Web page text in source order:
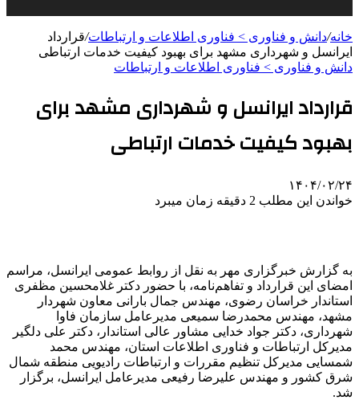
خانه/دانش و فناوری > فناوری اطلاعات و ارتباطات/قرارداد
ایرانسل و شهرداری مشهد برای بهبود کیفیت خدمات ارتباطی
دانش و فناوری > فناوری اطلاعات و ارتباطات
قرارداد ایرانسل و شهرداری مشهد برای
بهبود کیفیت خدمات ارتباطی
۱۴۰۴/۰۲/۲۴
خواندن این مطلب 2 دقیقه زمان میبرد
به گزارش خبرگزاری مهر به نقل از روابط عمومی ایرانسل، مراسم
امضای این قرارداد و تفاهم‌نامه، با حضور دکتر غلامحسین مظفری
استاندار خراسان رضوی، مهندس جمال بارانی معاون شهردار
مشهد، مهندس محمدرضا سمیعی مدیرعامل سازمان فاوا
شهرداری، دکتر جواد خدایی مشاور عالی استاندار، دکتر علی دلگیر
مدیرکل ارتباطات و فناوری اطلاعات استان، مهندس محمد
شمسایی مدیرکل تنظیم مقررات و ارتباطات رادیویی منطقه شمال
شرق کشور و مهندس علیرضا رفیعی مدیرعامل ایرانسل، برگزار
شد.